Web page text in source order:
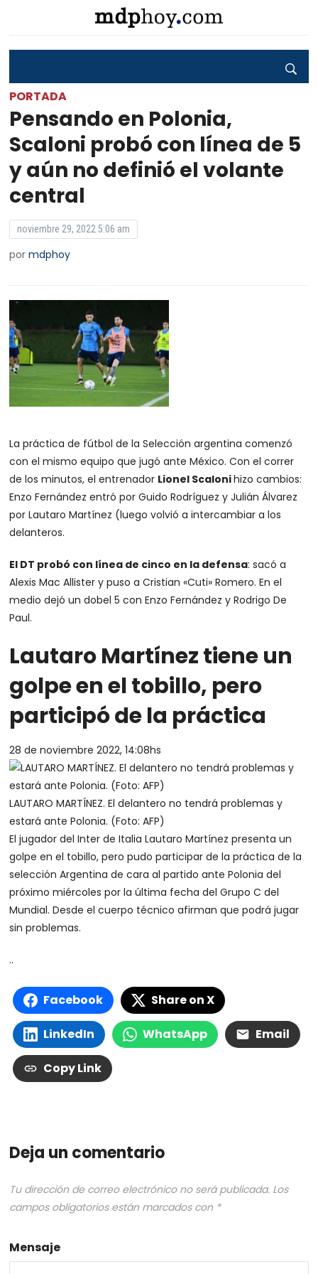
PORTADA
Pensando en Polonia,
Scaloni probó con línea de 5
y aún no definió el volante
central
noviembre 29, 2022 5:06 am
pormdphoy
La práctica de fútbol de la Selección argentina comenzó
con el mismo equipo que jugó ante México. Con el correr
de los minutos, el entrenador Lionel Scalonihizo cambios:
Enzo Fernández entró por Guido Rodríguez y Julián Álvarez
por Lautaro Martínez (luego volvió a intercambiar a los
delanteros.
El DT probó con línea de cinco en la defensa: sacó a
Alexis Mac Allister y puso a Cristian «Cuti» Romero. En el
medio dejó un dobel 5 con Enzo Fernández y Rodrigo De
Paul.
Lautaro Martínez tiene un
golpe en el tobillo, pero
participó de la práctica
28 de noviembre 2022, 14:08hs
LAUTARO MARTÍNEZ. El delantero no tendrá problemas y
estará ante Polonia. (Foto: AFP)
El jugador del Inter de Italia Lautaro Martínez presenta un
golpe en el tobillo, pero pudo participar de la práctica de la
selección Argentina de cara al partido ante Polonia del
próximo miércoles por la última fecha del Grupo C del
Mundial. Desde el cuerpo técnico afirman que podrá jugar
sin problemas.
..
Facebook Share on X
LinkedIn WhatsApp Email
Copy Link
Deja un comentario
Tu dirección de correo electrónico no será publicada. Los
campos obligatorios están marcados con *
Mensaje